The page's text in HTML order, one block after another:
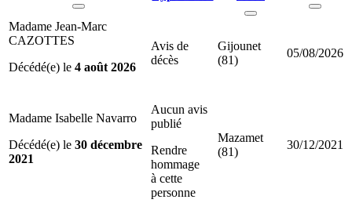
Madame Jean-Marc
CAZOTTES
Décédé(e) le 4 août 2026
Avis de
décès
Gijounet
(81)
05/08/2026
Madame Isabelle Navarro
Décédé(e) le 30 décembre
2021
Aucun avis
publié
Rendre
hommage
à cette
personne
Mazamet
(81)
30/12/2021